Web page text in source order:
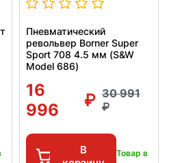
Пневматический
револьвер Borner Super
Sport 708 4.5 мм (S&W
Model 686)
16
996
30 991
В
Товар в